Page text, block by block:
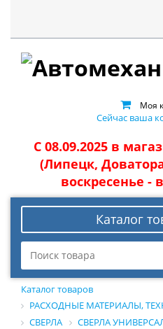
Моя
Сейчас ваша
С 08.09.2025 в
(Липецк,
воскресенье -
Каталог
Каталог товаров
РАСХОДНЫЕ МАТЕРИАЛЫ,
СВЕРЛА
СВЕРЛА